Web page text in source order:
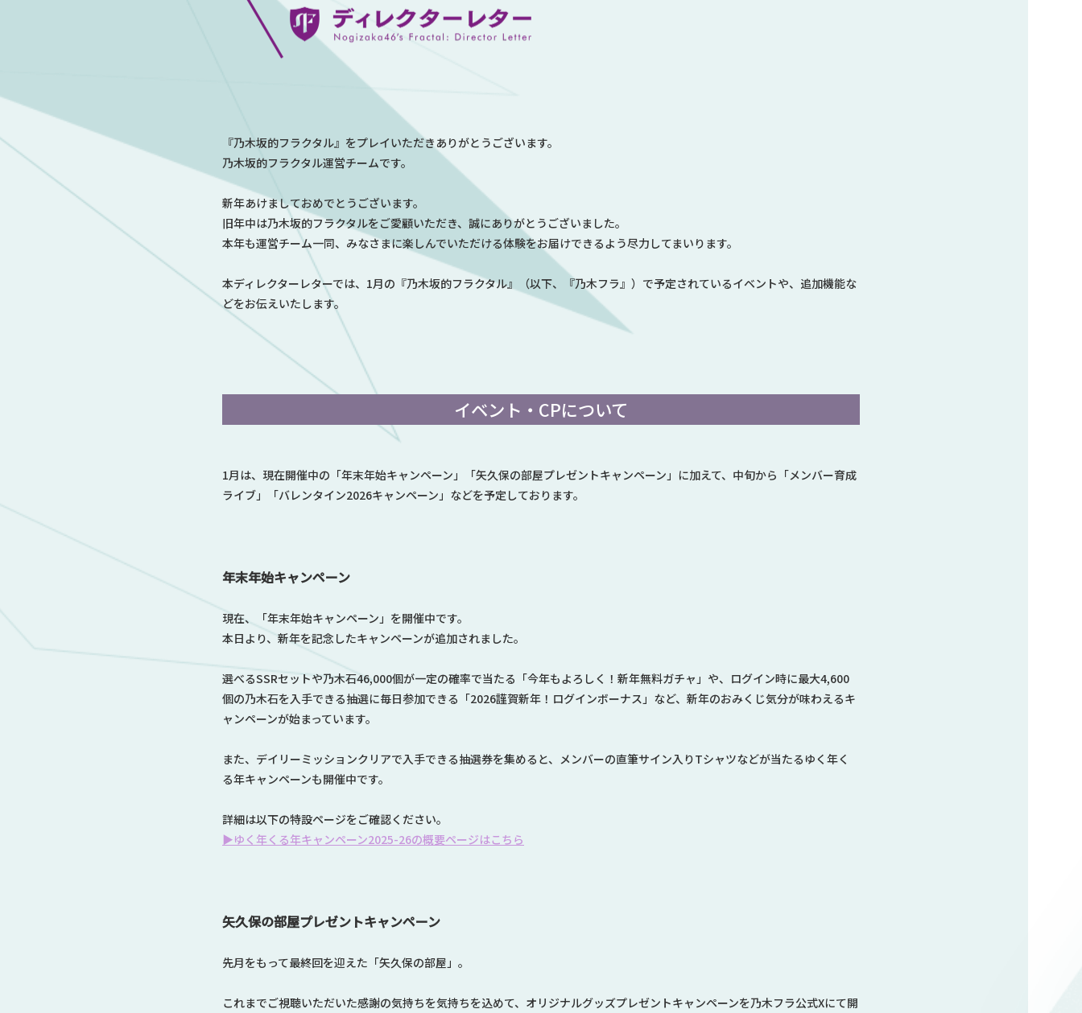
『乃木坂的フラクタル』をプレイいただきありがとうございます。
乃木坂的フラクタル運営チームです。
新年あけましておめでとうございます。
旧年中は乃木坂的フラクタルをご愛顧いただき、誠にありがとうございました。
本年も運営チーム一同、みなさまに楽しんでいただける体験をお届けできるよう尽力してまいります。
本ディレクターレターでは、1月の『乃木坂的フラクタル』（以下、『乃木フラ』）で予定されているイベントや、追加機能な
どをお伝えいたします。
イベント・CPについて
1月は、現在開催中の「年末年始キャンペーン」「矢久保の部屋プレゼントキャンペーン」に加えて、中旬から「メンバー育成
ライブ」「バレンタイン2026キャンペーン」などを予定しております。
年末年始キャンペーン
現在、「年末年始キャンペーン」を開催中です。
本日より、新年を記念したキャンペーンが追加されました。
選べるSSRセットや乃木石46,000個が一定の確率で当たる「今年もよろしく！新年無料ガチャ」や、ログイン時に最大4,600
個の乃木石を入手できる抽選に毎日参加できる「2026謹賀新年！ログインボーナス」など、新年のおみくじ気分が味わえるキ
ャンペーンが始まっています。
また、デイリーミッションクリアで入手できる抽選券を集めると、メンバーの直筆サイン入りTシャツなどが当たるゆく年く
る年キャンペーンも開催中です。
詳細は以下の特設ページをご確認ください。
▶ゆく年くる年キャンペーン2025-26の概要ページはこちら
矢久保の部屋プレゼントキャンペーン
先月をもって最終回を迎えた「矢久保の部屋」。
これまでご視聴いただいた感謝の気持ちを気持ちを込めて、オリジナルグッズプレゼントキャンペーンを乃木フラ公式Xにて開